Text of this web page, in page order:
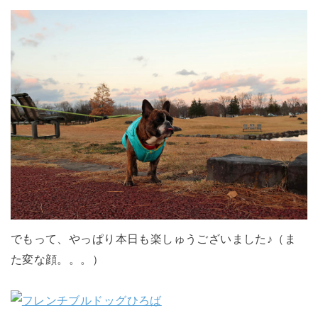
でもって、やっぱり本日も楽しゅうございました♪（ま
た変な顔。。。）